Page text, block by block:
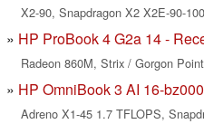
X2-90, Snapdragon X2 X2E-90-
HP ProBook 4 G2a 14 -
Radeon 860M, Strix / Gorgon
HP OmniBook 3 AI 16-
Adreno X1-45 1.7 TFLOPS,